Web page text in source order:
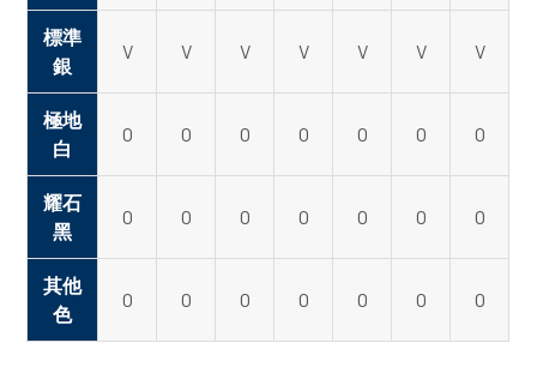
標準
銀
V V V V V V V
極地
白
O O O O O O O
耀石
黑
O O O O O O O
其他
色
O O O O O O O